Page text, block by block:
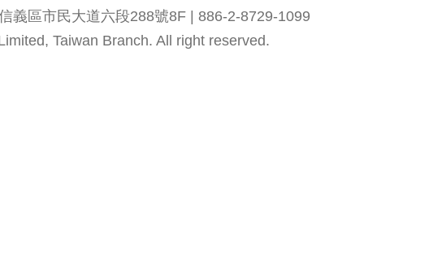
義區市民大道六段288號8F | 886-2-8729-1099
Taiwan Branch. All right reserved.